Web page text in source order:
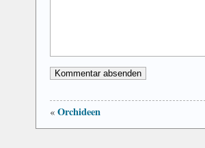
« Orchideen